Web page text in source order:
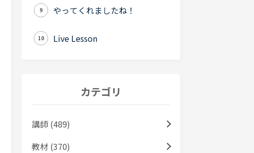
9 やってくれましたね！
10 Live Lesson
カテゴリ
講師 (489)
教材 (370)